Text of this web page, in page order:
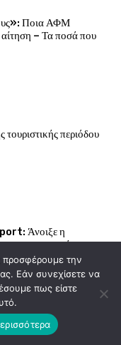
Ποια ΑΦΜ
– Τα ποσά που
τουριστικής περιόδου
Άνοιξε η
τις επιχειρήσεις της
προσφέρουμε την
Εάν συνεχίσετε να
πως είστε